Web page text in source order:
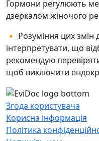
Гормони регулюють
дзеркалом жіночого
🔸 Розуміння цих змін
інтерпретувати, що
рекомендую
щоб виключити
Згода користувача
Корисна інформація
Політика